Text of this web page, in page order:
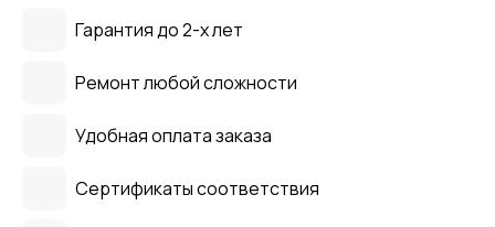
Гарантия до 2-х лет
Ремонт любой сложности
Удобная оплата заказа
Сертификаты соответствия